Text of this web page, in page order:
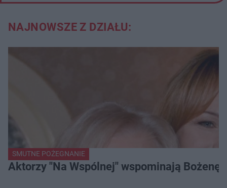
NAJNOWSZE Z DZIAŁU:
SMUTNE POŻEGNANIE
Aktorzy "Na Wspólnej" wspominają Bożenę